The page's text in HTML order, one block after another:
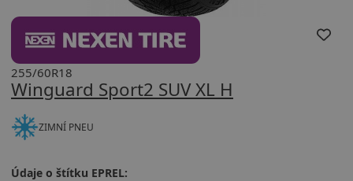
Winguard Sport2 SUV XL H
255/60R18
ZIMNÍ PNEU
Údaje o štítku EPREL: